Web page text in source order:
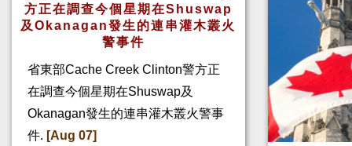
方正在調查今個星期在Shuswap
及Okanagan發生的連串灌木叢火
警事件
省東部Cache Creek Clinton警方正
在調查今個星期在Shuswap及
Okanagan發生的連串灌木叢火警事
件. [Aug 07]